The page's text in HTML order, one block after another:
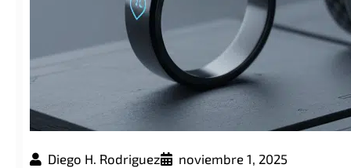
Diego H. Rodriguez noviembre 1, 2025